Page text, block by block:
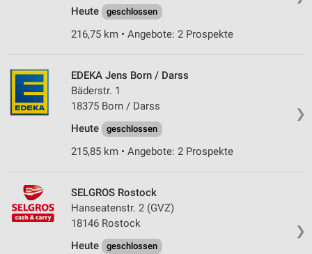
Heute geschlossen
216,75 km • Angebote: 2 Prospekte
❯
EDEKA Jens Born / Darss
Bäderstr. 1
18375 Born / Darss
Heute
geschlossen
215,85 km • Angebote: 2 Prospekte
❯
SELGROS Rostock
Hanseatenstr. 2 (GVZ)
18146 Rostock
Heute
geschlossen